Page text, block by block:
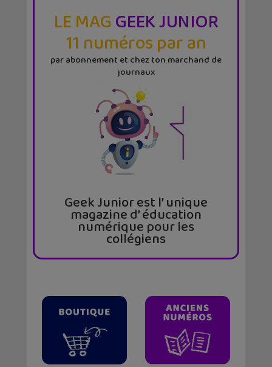
LE MAGGEEK JUNIOR
11 numéros par an
par abonnement et chez ton marchand de
journaux
Geek Junior est l’ unique
magazine d’ éducation
numérique pour les
collégiens